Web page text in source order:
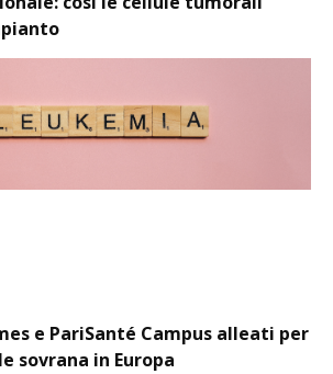
e PariSanté Campus alleati per
sovrana in Europa